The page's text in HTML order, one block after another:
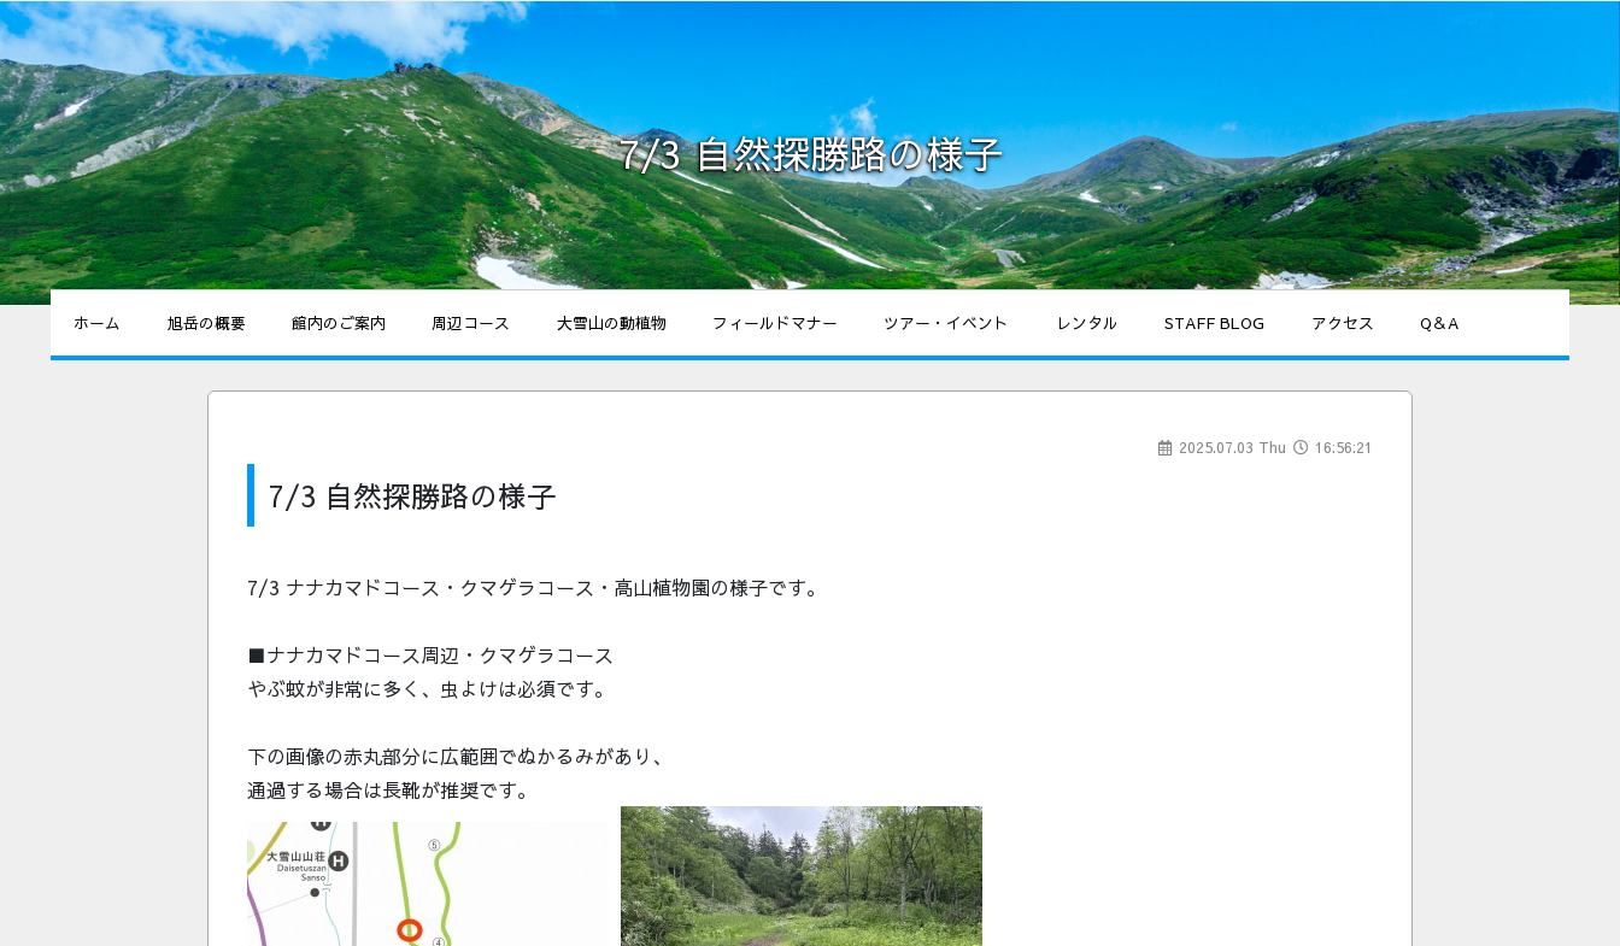
7/3 自然探勝路の様子
ホーム 旭岳の概要 館内のご案内 周辺コース 大雪山の動植物 フィールドマナー ツアー・イベント レンタル STAFF BLOG アクセス Q＆A
2025.07.03 Thu 16:56:21
7/3 自然探勝路の様子
7/3 ナナカマドコース・クマゲラコース・高山植物園の様子です。
■ナナカマドコース周辺・クマゲラコース
やぶ蚊が非常に多く、虫よけは必須です。
下の画像の赤丸部分に広範囲でぬかるみがあり、
通過する場合は長靴が推奨です。